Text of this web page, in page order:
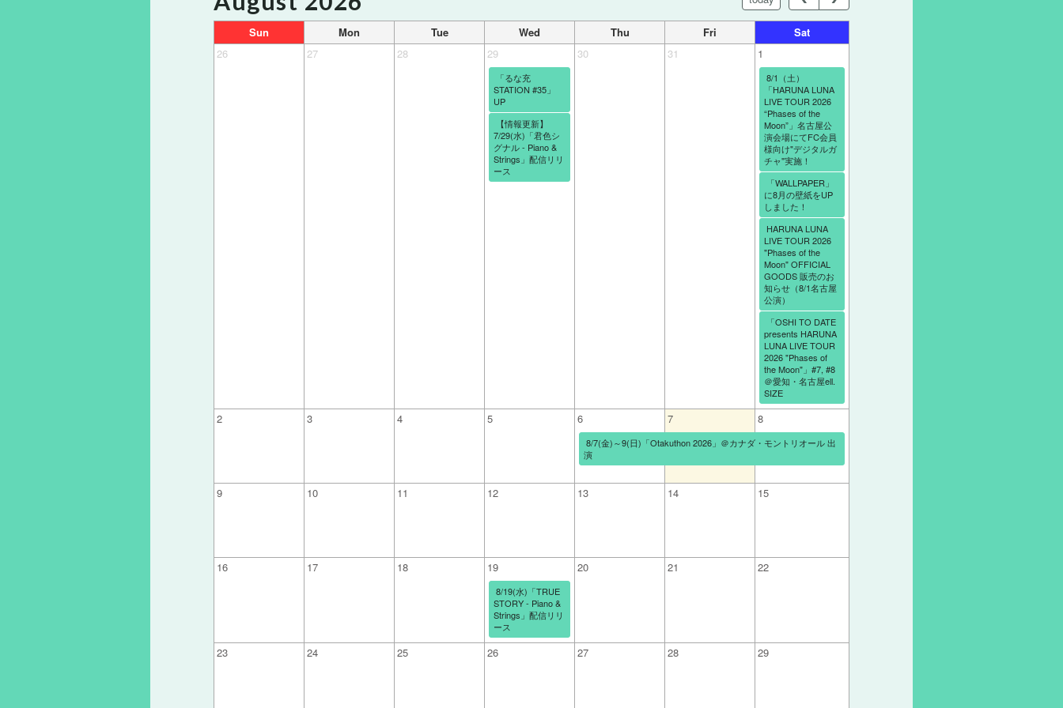
「OSHI TO DATE
presents HARUNA
LUNA LIVE TOUR
2026 "Phases of
the Moon"」#7, #8
＠愛知・名古屋ell.
SIZE
8/7(金)～9(日)「Otakuthon 2026」＠カナダ・モントリオール 出
演
【情報更新】
7/29(水)「君色シ
グナル - Piano &
Strings」配信リリ
ース
「るな充
STATION #35」
UP
8/1（土）
「HARUNA LUNA
LIVE TOUR 2026
“Phases of the
Moon”」名古屋公
演会場にてFC会員
様向け"デジタルガ
チャ"実施！
HARUNA LUNA
LIVE TOUR 2026
"Phases of the
Moon" OFFICIAL
GOODS 販売のお
知らせ（8/1名古屋
公演）
「WALLPAPER」
に8月の壁紙をUP
しました！
8/19(水)「TRUE
STORY - Piano &
Strings」配信リリ
ース
Sun Mon Tue Wed Thu Fri
Sat
26
27 28 29 30 31 1
2 3 4 5 6 7 8
9 10 11 12 13 14 15
16 17 18 19 20 21 22
23 24 25 26 27 28 29